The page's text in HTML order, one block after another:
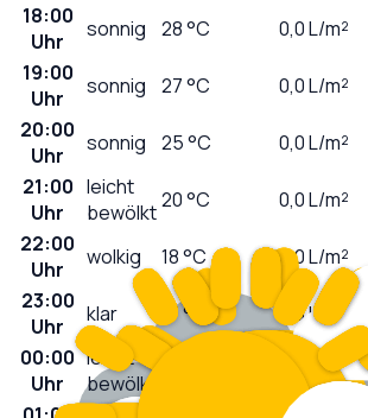
18:00
Uhr
sonnig 28°C 0,0L/m²
19:00
Uhr
sonnig 27°C 0,0L/m²
20:00
Uhr
sonnig 25°C 0,0L/m²
21:00
Uhr
leicht
bewölkt20°C 0,0L/m²
22:00
Uhr
wolkig 18°C 0,0L/m²
23:00
Uhr
klar 17°C 0,0L/m²
00:00
Uhr
leicht
bewölkt
0,0 L/m²